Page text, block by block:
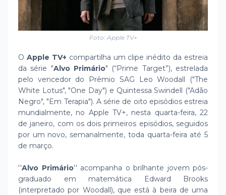
Foto: Apple TV+
O Apple TV+ compartilha um clipe inédito da estreia
da série "Alvo Primário" (“Prime Target”), estrelada
pelo vencedor do Prêmio SAG Leo Woodall ("The
White Lotus", "One Day") e Quintessa Swindell ("Adão
Negro", "Em Terapia"). A série de oito episódios estreia
mundialmente, no Apple TV+, nesta quarta-feira, 22
de janeiro, com os dois primeiros episódios, seguidos
por um novo, semanalmente, toda quarta-feira até 5
de março.
''Alvo Primário'' acompanha o brilhante jovem pós-
graduado em matemática Edward Brooks
(interpretado por Woodall), que está à beira de uma